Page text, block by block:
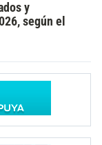
y
según el